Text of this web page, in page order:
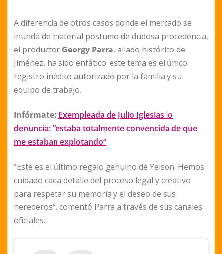
A diferencia de otros casos donde el mercado se
inunda de material póstumo de dudosa procedencia,
el productor Georgy Parra, aliado histórico de
Jiménez, ha sido enfático: este tema es el único
registro inédito autorizado por la familia y su
equipo de trabajo.
Infórmate: Exempleada de Julio Iglesias lo
denuncia: ”estaba totalmente convencida de que
me estaban explotando“
”Este es el último regalo genuino de Yeison. Hemos
cuidado cada detalle del proceso legal y creativo
para respetar su memoria y el deseo de sus
herederos“, comentó Parra a través de sus canales
oficiales.